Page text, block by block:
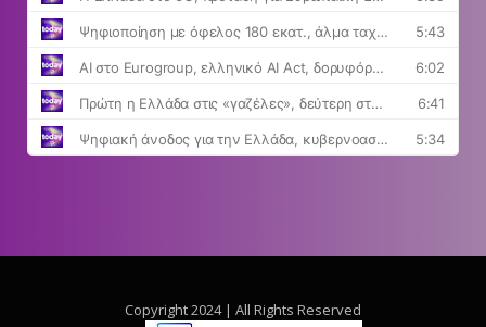
Copyright 2024 | All Rights Reserved